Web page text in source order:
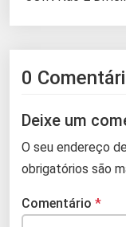
0
Deixe um
O seu endereço
obrigatórios são
Comentário *